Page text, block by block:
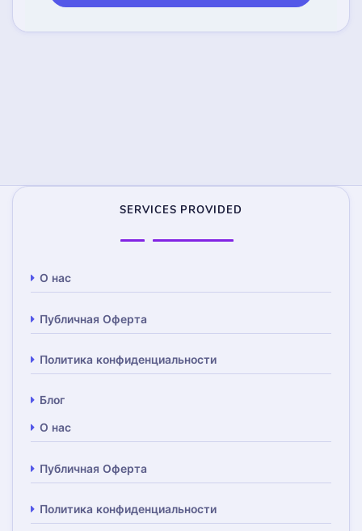
SERVICES PROVIDED
О нас
Публичная Оферта
Политика конфиденциальности
Блог
О нас
Публичная Оферта
Политика конфиденциальности